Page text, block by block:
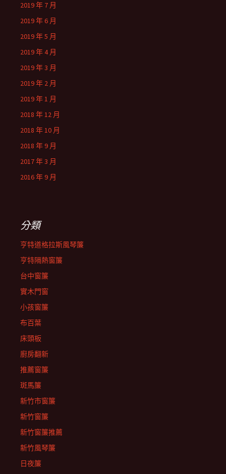
2019 年 7 月
2019 年 6 月
2019 年 5 月
2019 年 4 月
2019 年 3 月
2019 年 2 月
2019 年 1 月
2018 年 12 月
2018 年 10 月
2018 年 9 月
2017 年 3 月
2016 年 9 月
分類
亨特道格拉斯風琴簾
亨特隔熱窗簾
台中窗簾
實木門窗
小孩窗簾
布百葉
床頭板
廚房翻新
推薦窗簾
斑馬簾
新竹市窗簾
新竹窗簾
新竹窗簾推薦
新竹風琴簾
日夜簾